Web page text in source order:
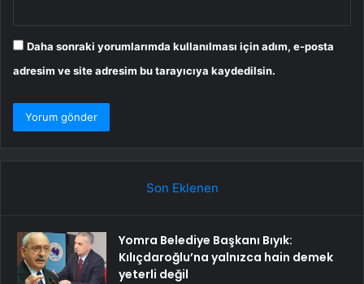
Daha sonraki yorumlarımda kullanılması için adım, e-posta
adresim ve site adresim bu tarayıcıya kaydedilsin.
Son Eklenen
Yomra Belediye Başkanı Bıyık:
Kılıçdaroğlu’na yalnızca hain demek
yeterli değil